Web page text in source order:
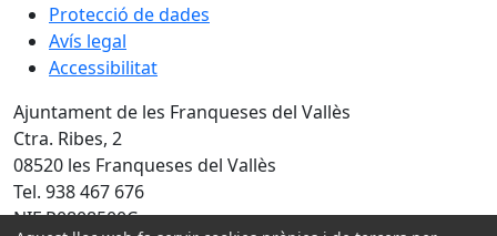
Protecció de dades
Avís legal
Accessibilitat
Ajuntament de les Franqueses del Vallès
Ctra. Ribes, 2
08520 les Franqueses del Vallès
Tel. 938 467 676
NIF P0808500C